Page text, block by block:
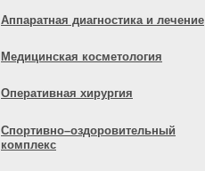
Аппаратная диагностика и лечение
Медицинская косметология
Оперативная хирургия
Спортивно–оздоровительный
комплекс